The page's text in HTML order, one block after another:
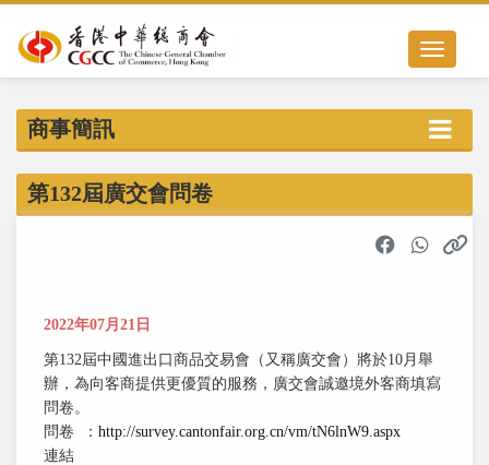
Toggle
商事簡訊
第132屆廣交會問卷
2022年07月21日
第132屆中國進出口商品交易會（又稱廣交會）將於10月舉
辦，為向客商提供更優質的服務，廣交會誠邀境外客商填寫
問卷。
問卷
連結
： http://survey.cantonfair.org.cn/vm/tN6lnW9.aspx